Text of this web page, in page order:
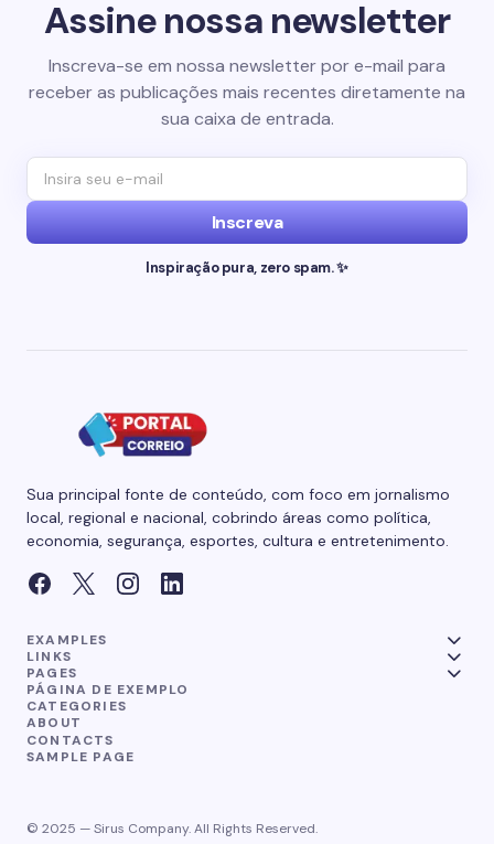
Assine nossa newsletter
Inscreva-se em nossa newsletter por e-mail para
receber as publicações mais recentes diretamente na
sua caixa de entrada.
Inscreva
Inspiração pura, zero spam. ✨
Sua principal fonte de conteúdo, com foco em jornalismo
local, regional e nacional, cobrindo áreas como política,
economia, segurança, esportes, cultura e entretenimento.
EXAMPLES
LINKS
PAGES
PÁGINA DE EXEMPLO
CATEGORIES
ABOUT
CONTACTS
SAMPLE PAGE
© 2025 — Sirus Company. All Rights Reserved.